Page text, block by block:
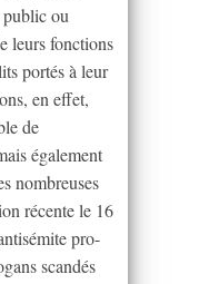
ou
leurs fonctions
portés à leur
en effet,
de
également
nombreuses
récente le 16
pro-
scandés